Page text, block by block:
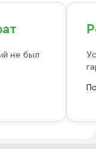
не был